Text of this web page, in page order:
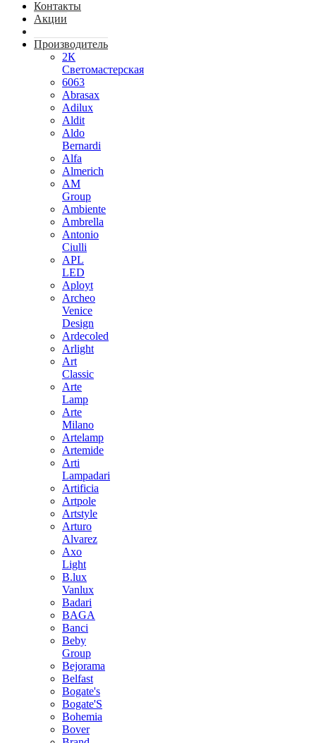
Контакты
Акции
Производитель
2К
Светомастерская
6063
Abrasax
Adilux
Aldit
Aldo
Bernardi
Alfa
Almerich
AM
Group
Ambiente
Ambrella
Antonio
Ciulli
APL
LED
Aployt
Archeo
Venice
Design
Ardecoled
Arlight
Art
Classic
Arte
Lamp
Arte
Milano
Artelamp
Artemide
Arti
Lampadari
Artificia
Artpole
Artstyle
Arturo
Alvarez
Axo
Light
B.lux
Vanlux
Badari
BAGA
Banci
Beby
Group
Bejorama
Belfast
Bogate's
Bogate'S
Bohemia
Bover